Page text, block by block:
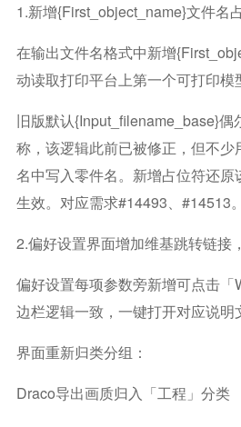
1.新增{first_object_name}文件名
在输出文件名格式中新增
动读取打印平台上第一个可打印模
旧版默认{input_filename_base}偶
称，该逻辑此前已被修正，但不
名中写入零件名。新增占位符还
生效。对应需求#14493、#14513。
2.偏好设置界面增加维基跳转链接
偏好设置每项参数旁新增可点击
边栏逻辑一致，一键打开对应说明
界面重新归类分组：
Draco导出画质归入「工程」分类